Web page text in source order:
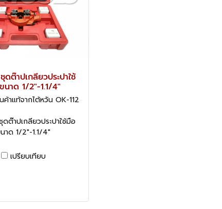
ดต๊าปเกลียวประปาใช้
นาด 1/2"-1.1/4"
ค้าแท้จากไต้หวัน OK-112
ดต๊าปเกลียวประปาใช้มือ
าด 1/2"-1.1/4"
เปรียบเทียบ